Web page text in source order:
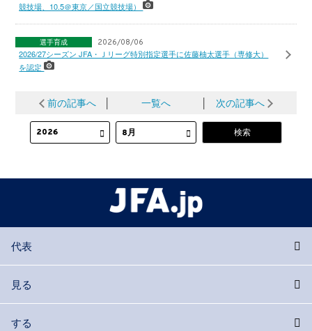
競技場、10.5＠東京／国立競技場）
選手育成 2026/08/06
2026/27シーズン JFA・Ｊリーグ特別指定選手に佐藤柚太選手（専修大）
を認定
前の記事へ 一覧へ 次の記事へ
代表
見る
する